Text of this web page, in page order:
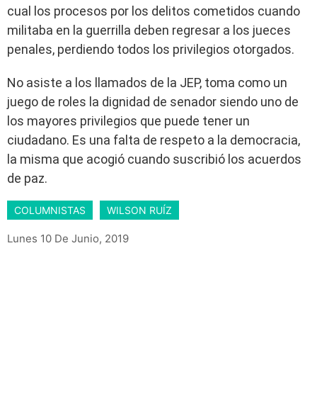
cual los procesos por los delitos cometidos cuando
militaba en la guerrilla deben regresar a los jueces
penales, perdiendo todos los privilegios otorgados.
No asiste a los llamados de la JEP, toma como un
juego de roles la dignidad de senador siendo uno de
los mayores privilegios que puede tener un
ciudadano. Es una falta de respeto a la democracia,
la misma que acogió cuando suscribió los acuerdos
de paz.
COLUMNISTAS WILSON RUÍZ
Lunes 10 De Junio, 2019